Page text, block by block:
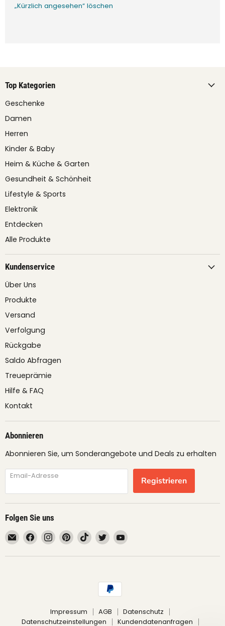
„Kürzlich angesehen“ löschen
Top Kategorien
Geschenke
Damen
Herren
Kinder & Baby
Heim & Küche & Garten
Gesundheit & Schönheit
Lifestyle & Sports
Elektronik
Entdecken
Alle Produkte
Kundenservice
Über Uns
Produkte
Versand
Verfolgung
Rückgabe
Saldo Abfragen
Treueprämie
Hilfe & FAQ
Kontakt
Abonnieren
Abonnieren Sie, um Sonderangebote und Deals zu erhalten
Email-Adresse Registrieren
Folgen Sie uns
Email
fruimundo
Finden
Sie
uns
Finden
Sie
uns
Finden
Sie
uns
Pinterest
Finden
Sie
uns
TikTok
Finden
Sie
uns
Twitter
Finden
uns
Impressum AGB
Datenschutz
Datenschutzeinstellungen
Kundendatenanfragen